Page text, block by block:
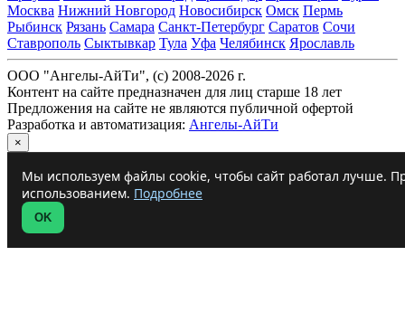
Москва Нижний Новгород Новосибирск Омск Пермь
Рыбинск Рязань Самара Санкт-Петербург Саратов Сочи
Ставрополь Сыктывкар Тула Уфа Челябинск Ярославль
ООО "Ангелы-АйТи", (c) 2008-2026 г.
Контент на сайте предназначен для лиц старше 18 лет
Предложения на сайте не являются публичной офертой
Разработка и автоматизация: Ангелы-АйТи
×
Мы используем файлы cookie, чтобы сайт работал лучше.
использованием. Подробнее
OK